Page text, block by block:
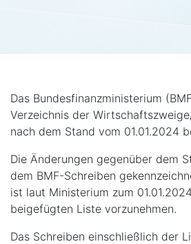
Das Bundesfinanzministerium
Verzeichnis der
nach dem Stand vom 01.01.2024
Die Änderungen gegenüber dem
dem BMF-Schreiben
ist laut Ministerium zum
beigefügten Liste vorzunehmen.
Das Schreiben einschließlich der